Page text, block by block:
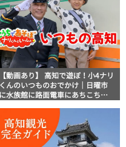
【動画あり】 高知で遊ぼ！小4ナリ
くんのいつものおでかけ｜日曜市
に水族館に路面電車にあちこち巡